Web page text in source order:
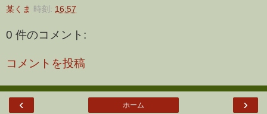
某くま 時刻: 16:57
0 件のコメント:
コメントを投稿
‹ ›
ホーム